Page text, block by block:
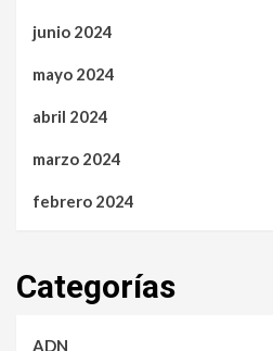
junio 2024
mayo 2024
abril 2024
marzo 2024
febrero 2024
Categorías
ADN